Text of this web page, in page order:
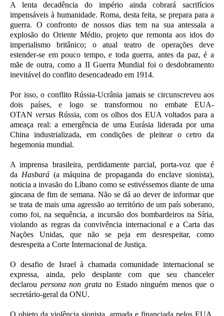
A lenta decadência do império ainda cobrará sacrifícios
impensáveis à humanidade. Roma, desta feita, se prepara para a
guerra. O confronto de nossos dias tem na sua antessala a
explosão do Oriente Médio, projeto que remonta aos idos do
imperialismo britânico; o atual teatro de operações deve
estender-se em pouco tempo, e toda guerra, antes da paz, é a
mãe de outra, como a II Guerra Mundial foi o desdobramento
inevitável do conflito desencadeado em 1914.
Por isso, o conflito Rússia-Ucrânia jamais se circunscreveu aos
dois países, e logo se transformou no embate EUA-
OTAN versus Rússia, com os olhos dos EUA voltados para a
ameaça real: a emergência de uma Eurásia liderada por uma
China industrializada, em condições de pleitear o cetro da
hegemonia mundial.
A imprensa brasileira, perdidamente parcial, porta-voz que é
da Hasbará(a máquina de propaganda do enclave sionista),
noticia a invasão do Líbano como se estivéssemos diante de uma
gincana de fim de semana. Não se dá ao dever de informar que
se trata de mais uma agressão ao território de um país soberano,
como foi, na sequência, a incursão dos bombardeiros na Síria,
violando as regras da convivência internacional e a Carta das
Nações Unidas, que não se peja em desrespeitar, como
desrespeita a Corte Internacional de Justiça.
O desafio de Israel à chamada comunidade internacional se
expressa, ainda, pelo desplante com que seu chanceler
declarou persona non gratano Estado ninguém menos que o
secretário-geral da ONU.
O objeto da violência sionista, armada e financiada pelos EUA,